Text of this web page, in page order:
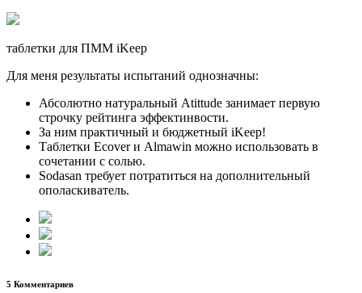
таблетки для ПММ iKeep
Для меня результаты испытаний однозначны:
Абсолютно натуральный Atittude занимает первую
строчку рейтинга эффектинвости.
За ним практичный и бюджетный iKeep!
Таблетки Ecover и Almawin можно использовать в
сочетании с солью.
Sodasan требует потратиться на дополнительный
ополаскиватель.
5 Комментариев